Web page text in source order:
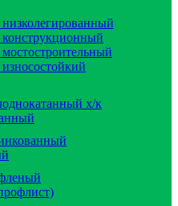
конструкционный
х/к